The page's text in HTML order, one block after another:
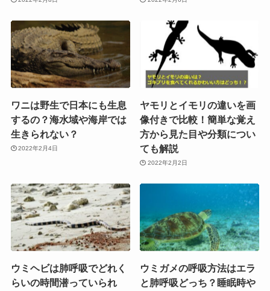
ワニは野生で日本にも生息
するの？海水域や海岸では
生きられない？
2022年2月4日
ヤモリとイモリの違いを画
像付きで比較！簡単な覚え
方から見た目や分類につい
ても解説
2022年2月2日
ウミヘビは肺呼吸でどれく
らいの時間潜っていられ
ウミガメの呼吸方法はエラ
と肺呼吸どっち？睡眠時や